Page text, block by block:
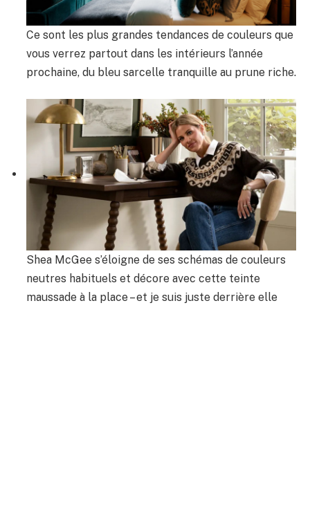
Ce sont les plus grandes tendances de couleurs que
vous verrez partout dans les intérieurs l’année
prochaine, du bleu sarcelle tranquille au prune riche.
Shea McGee s’éloigne de ses schémas de couleurs
neutres habituels et décore avec cette teinte
maussade à la place – et je suis juste derrière elle